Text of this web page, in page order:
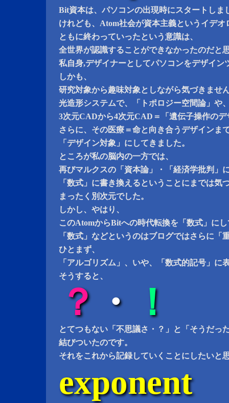
Bit資本は、パソコンの出現時にスタートしま
けれども、Atom社会が資本主義というイデオ
ともに終わっていったという意識は、
全世界が認識することができなかったのだと
私自身,デザイナーとしてパソコンをデザイン
しかも、
研究対象から趣味対象としながら気づきませ
光造形システムで、「トポロジー空間論」や
3次元CADから4次元CAD＝「遺伝子操作のデ
さらに、その医療＝命と向き合うデザインま
「デザイン対象」にしてきました。
ところが私の脳内の一方では、
再びマルクスの「資本論」・「経済学批判」
「数式」に書き換えるということにまでは気
まったく別次元でした。
しかし、やはり、
このAtomからBitへの時代転換を「数式」に
「数式」などというのはブログではさらに「
ひとまず、
「アルゴリズム」、いや、「数式的記号」に
そうすると、
？ ・ ！
とてつもない「不思議さ・？」と「そうだっ
結びついたのです。
それをこれから記録していくことにしたいと
exponent